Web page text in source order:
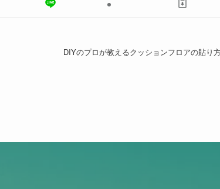
DIYのプロが教えるクッションフロアの貼り